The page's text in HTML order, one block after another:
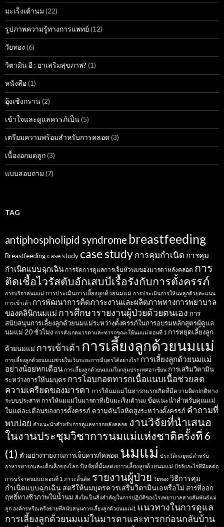
มะเร็งเต้านม (22)
รูปภาพความรู้ทางการแพทย์ (12)
วัยทอง (6)
วิตามิน อี : ยาเสริมสุขภาพ? (1)
หนังสือ(1)
อุ้งเชิงกราน(2)
เข้าใจและดูแลครรภ์เป็น(5)
เตรียมความพร้อมสำหรับการคลอด (3)
เนื้องอกมดลูก(3)
แบบสอบถาม (7)
TAG
antiphospholipid syndrome breastfeeding
Breastfeeding case study case studyการคุมกำเนิด การคุม
กำเนิดแบบฉุกเฉิน การจัดการดูแลการเจ็บหัวนมของมารดาหลังคลอด การ
ติดเชื้อไวรัสตับอักเสบบีเรื้อรังกับการตั้งครรภ์
การบริจาคนมแม่ การประเมินการเลี้ยงลูกด้วยนมแม่ การประเมินการให้นมลูกด้วยคะแนน
การเข้าเต้า การพัฒนาการคิดภาระงานและผลิตภาพทางการพยาบาล
ของคลินิกนมแม่ การศึกษารายงานผู้ป่วยด้วยตนเอง การ
สนับสนุนการเลี้ยงลูกด้วยนมแม่ระหว่างตั้งครรภ์ในการอบรมหลักสูตรผู้ดูแล
นมแม่ 20 ชั่วโมง การสังเกตมารดาและทารกขณะให้นมแม่ ตอนที่ 1 การหยุดเลี้ยงลูก
ด้วยนมแม่ การเข้าเต้า การเลี้ยงลูกด้วยนมแม่
การเลี้ยงลูกด้วยนมแม่ช่วยในเว้นระยะการมีบุตรได้อย่างไร? การเลี้ยงลูกด้วยนมแม่
อย่างน้อยหกเดือน การเลี้ยงลูกด้วยนมแม่ในกลุ่มประเทศอาเซียน การเสริมวิตามิน
ระหว่างการให้นมบุตร การโอบกอดทารกเนื้อแนบเนื้อช่วยลด
ความเครียดของมารดา การให้นมแม่ในทารกแรกเกิดที่มีความผิดปกติทาง
ระบบประสาท การให้นมแม่ในมารดาที่เป็นมะเร็งเต้านม ข้อแนะนำสำหรับคุณแม่
ในแต่ละเดือนของการตั้งครรภ์ ความดันโลหิตสูงระหว่างตั้งครรภ์ คำถามที่
พบบ่อย คำแนะนำสำหรับการดูแลทารกหลังคลอด งานวิจัยที่นำเสนอ
ในงานประชุมวิชาการนมแม่แห่งชาติครั้งที่ 6
(1) ตัวอย่างรายงานการเจ็บครรภ์คลอด นมแม่ ประวัติกลยุทธ์สำหรับ
อาหารทารกและเด็กเล็กของโลก ปัจจัยที่มีผลต่อการเลี้ยงลูกด้วยนมแม่ ปัจจัยอะไรที่มีผลต่อ
การบริจาคนมแม่ ตอนที่ 1 ภาวะลิ้นติด รายงานผู้ป่วย วัยทอง วิธีการคุม
กำเนิดแบบฉุกเฉิน สตรีให้นมบุตรควรเสริมวิตามินเอหรือไม่ สารที่ออก
ฤทธิ์ทางชีวภาพในน้ำนม สิ่งใดเป็นสิ่งสำคัญในการปฏิบัติของโรงพยาบาลสายสัมพันธ์แม่
ลูก องค์กรหรือเครือข่ายที่สนับสนุนการเลี้ยงลูกด้วยนมแม่1 แนวทางในการดูแล
การเลี้ยงลูกด้วยนมแม่ในมารดาและทารกก่อนกลับบ้าน